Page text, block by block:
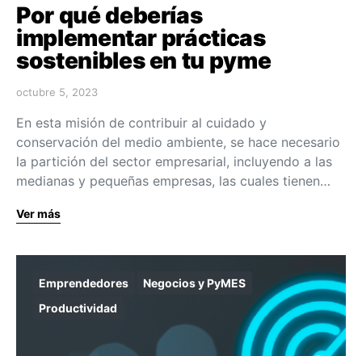
Por qué deberías
implementar prácticas
sostenibles en tu pyme
octubre 5, 2023
En esta misión de contribuir al cuidado y
conservación del medio ambiente, se hace necesario
la partición del sector empresarial, incluyendo a las
medianas y pequeñas empresas, las cuales tienen…
Ver más
Emprendedores
Negocios y PyMES
Productividad